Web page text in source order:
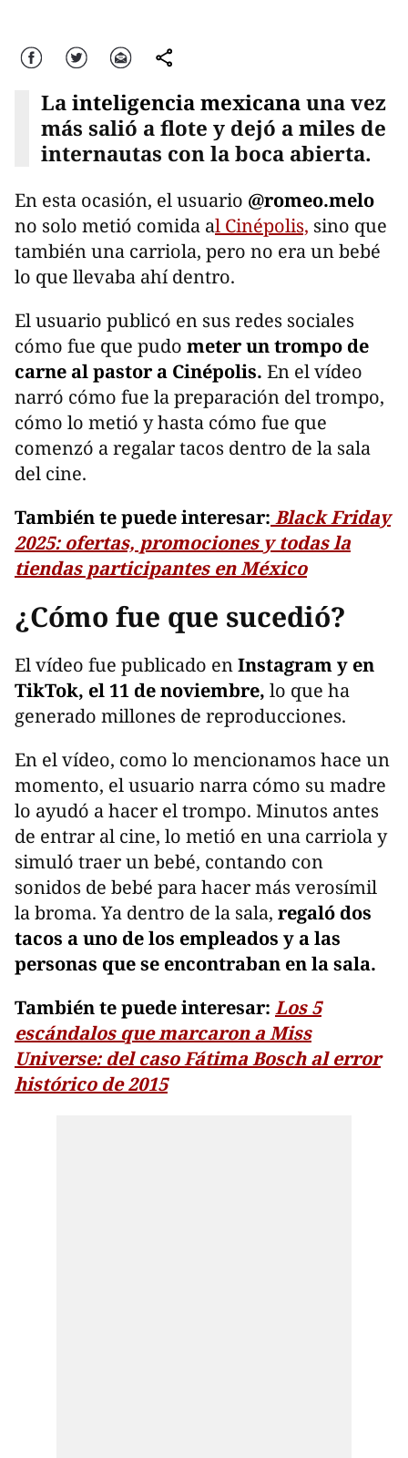
Facebook Twitter Correo comparte
Lainteligencia mexicanauna vez
más salió a flote y dejó a miles de
internautas con la boca abierta.
En esta ocasión, el usuario @romeo.melo
no solo metió comida al Cinépolis, sino que
también una carriola, pero no era un bebé
lo que llevaba ahí dentro.
El usuario publicó en sus redes sociales
cómo fue que pudo meter un trompo de
carne al pastor a Cinépolis. En el vídeo
narró cómo fue la preparación del trompo,
cómo lo metió y hasta cómo fue que
comenzó a regalar tacos dentro de la sala
del cine.
También te puede interesar: Black Friday
2025: ofertas, promociones y todas la
tiendas participantes en México
¿Cómo fue que sucedió?
El vídeo fue publicado enInstagram y en
TikTok, el 11 de noviembre, lo que ha
generado millones de reproducciones.
En el vídeo, como lo mencionamos hace un
momento, el usuario narra cómo su madre
lo ayudó a hacer el trompo. Minutos antes
de entrar al cine, lo metió en una carriola y
simuló traer un bebé, contando con
sonidos de bebé para hacer más verosímil
la broma. Ya dentro de la sala, regaló dos
tacos a uno de los empleados y a las
personas que se encontraban en la sala.
También te puede interesar: Los 5
escándalos que marcaron a Miss
Universe: del caso Fátima Bosch al error
histórico de 2015